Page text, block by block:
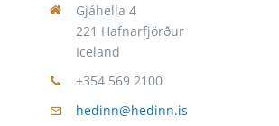
Gjáhella 4
221 Hafnarfjörður
Iceland
+354 569 2100
hedinn@hedinn.is